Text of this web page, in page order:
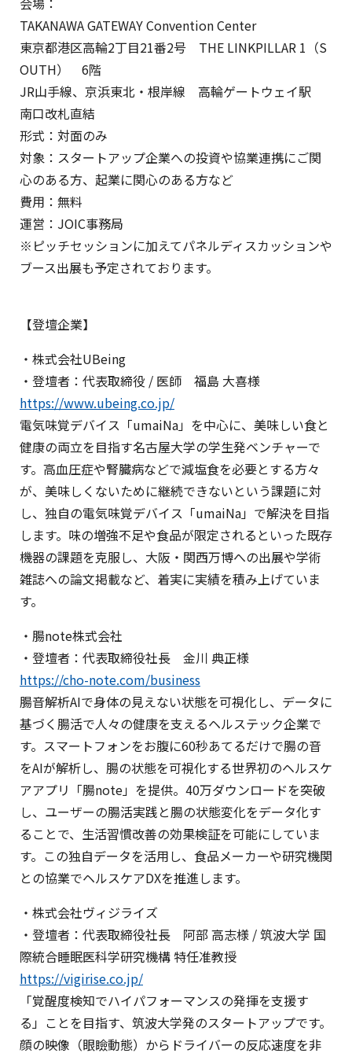
TAKANAWA GATEWAY Convention Center
東京都港区高輪2丁目21番2号 THE LINKPILLAR 1（S
OUTH） 6階
JR山手線、京浜東北・根岸線 高輪ゲートウェイ駅
南口改札直結
形式：対面のみ
対象：スタートアップ企業への投資や協業連携にご関
心のある方、起業に関心のある方など
費用：無料
運営：JOIC事務局
※ピッチセッションに加えてパネルディスカッションや
ブース出展も予定されております。
【登壇企業】
・株式会社UBeing
・登壇者：代表取締役 / 医師 福島 大喜様
https://www.ubeing.co.jp/
電気味覚デバイス「umaiNa」を中心に、美味しい食と
健康の両立を目指す名古屋大学の学生発ベンチャーで
す。高血圧症や腎臓病などで減塩食を必要とする方々
が、美味しくないために継続できないという課題に対
し、独自の電気味覚デバイス「umaiNa」で解決を目指
します。味の増強不足や食品が限定されるといった既存
機器の課題を克服し、大阪・関西万博への出展や学術
雑誌への論文掲載など、着実に実績を積み上げていま
す。
・腸note株式会社
・登壇者：代表取締役社長 金川 典正様
https://cho-note.com/business
腸音解析AIで身体の見えない状態を可視化し、データに
基づく腸活で人々の健康を支えるヘルステック企業で
す。スマートフォンをお腹に60秒あてるだけで腸の音
をAIが解析し、腸の状態を可視化する世界初のヘルスケ
アアプリ「腸note」を提供。40万ダウンロードを突破
し、ユーザーの腸活実践と腸の状態変化をデータ化す
ることで、生活習慣改善の効果検証を可能にしていま
す。この独自データを活用し、食品メーカーや研究機関
との協業でヘルスケアDXを推進します。
・株式会社ヴィジライズ
・登壇者：代表取締役社長 阿部 高志様 / 筑波大学 国
際統合睡眠医科学研究機構 特任准教授
https://vigirise.co.jp/
「覚醒度検知でハイパフォーマンスの発揮を支援す
る」ことを目指す、筑波大学発のスタートアップです。
顔の映像（眼瞼動態）からドライバーの反応速度を非